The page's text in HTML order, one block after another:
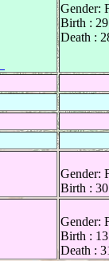
Gender:
Birth :
Death :
Gender:
Birth :
Gender:
Birth :
Death :